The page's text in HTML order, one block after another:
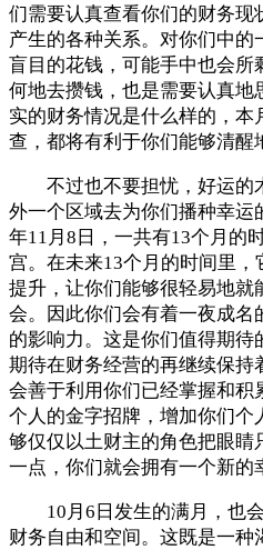
们需要认真查看你们的财务现
产生的各种关系。对你们中的
盲目的花钱，可能手中也会所
何地去攒钱，也是需要认真地
实的财务情况是什么样的，本
查，都将有利于你们能够清醒
不过也不要担忧，好运的
外一个区域去为你们播种幸运
年11月8日，一共有13个月的
宫。在未来13个月的时间里
提升，让你们能够很轻易地就
会。因此你们会有着一夜成名
的影响力。这是你们值得期
期待在财务经营的再继续保持
会善于利用你们已经掌握和积
个人的金字招牌，增加你们个
够仅仅以土财主的角色把眼睛
一点，你们就会拥有一个新的
10月6日发生的满月，也
财务自由和空间。这既是一